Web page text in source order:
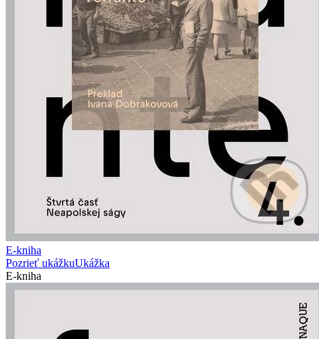
E-kniha
Pozrieť ukážkuUkážka
E-kniha